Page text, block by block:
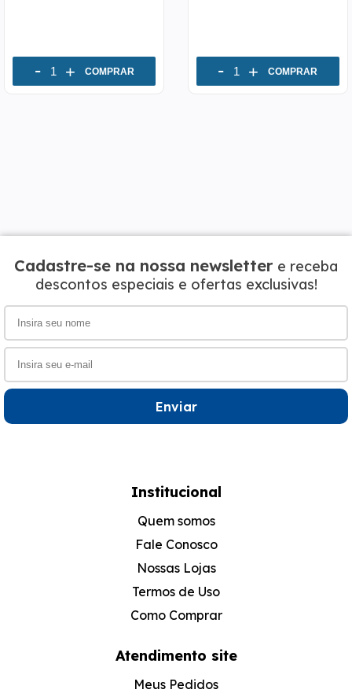
- + COMPRAR - + COMPRAR
Cadastre-se na nossa newsletter e receba
descontos especiais e ofertas exclusivas!
Enviar
Institucional
Quem somos
Fale Conosco
Nossas Lojas
Termos de Uso
Como Comprar
Atendimento site
Meus Pedidos